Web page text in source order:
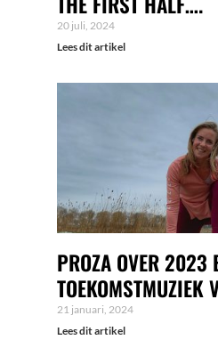
20 juli, 2024
Lees dit artikel
PROZA OVER 2023
TOEKOMSTMUZIEK
21 januari, 2024
Lees dit artikel